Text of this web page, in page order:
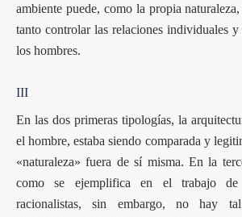
ambiente puede, como la propia
tanto controlar las relaciones individuales
los hombres.
III
En las dos primeras tipologías, la
el hombre, estaba siendo comparada y
«naturaleza» fuera de sí misma. En la
como se ejemplifica en el trabajo
racionalistas, sin embargo, no hay